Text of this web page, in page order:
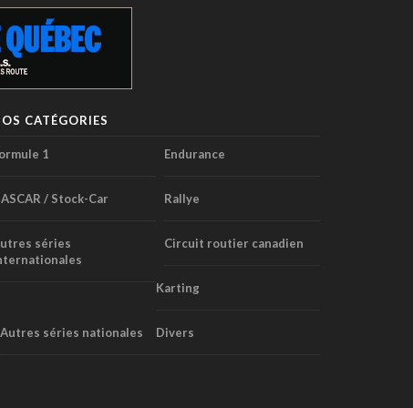
CATÉGORIES
1 Endurance
/ Stock-Car Rallye
séries
Circuit routier canadien
Karting
Autres séries nationales Divers